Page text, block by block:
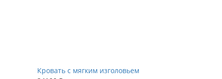
Кровать с мягким изголовьем